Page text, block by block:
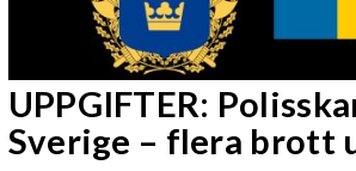
UPPGIFTER:
Sverige – flera brott